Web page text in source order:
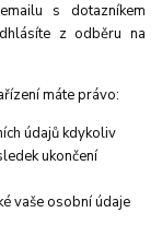
s dotazníkem
z odběru na
máte právo:
údajů kdykoliv
ukončení
vaše osobní údaje